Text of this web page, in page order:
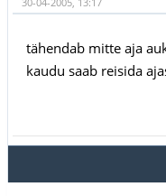
tähendab mitte aja
kaudu saab reisida